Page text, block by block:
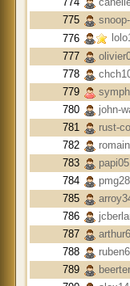
775
776
777
778
779
780
john-
781
rust-
782
783
784
785
786
787
788
789